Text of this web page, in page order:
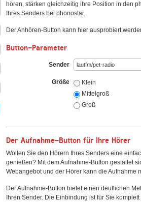
hören, stärken gleichzeitig ihre Position in den
Ihres Senders bei phonostar.
Der Anhören-Button kann hier ausprobiert
Button-Parameter
Sender
Größe
Klein
Mittelgroß
Groß
Der Aufnahme-Button für Ihre Hörer
Wollen Sie den Hörern Ihres Senders eine
genießen? Mit dem Aufnahme-Button gestaltet
Webangebot und der Hörer kann die Aufnahme
Der Aufnahme-Button bietet einen deutlichen
Ihren Sender. Die Einbindung ist für Sie